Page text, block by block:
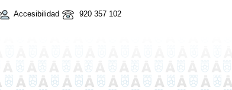
Accesibilidad 920 357 102